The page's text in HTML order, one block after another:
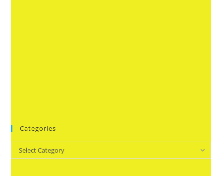
Categories
Categories
Select Category